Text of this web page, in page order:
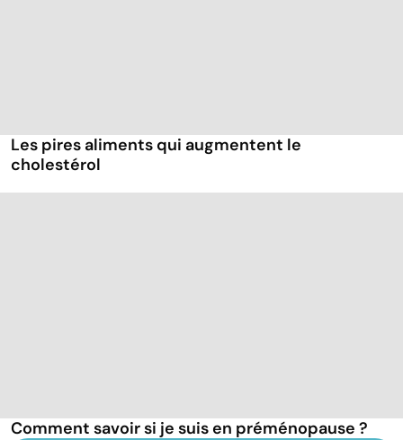
Les pires aliments qui augmentent le
cholestérol
Comment savoir si je suis en préménopause ?